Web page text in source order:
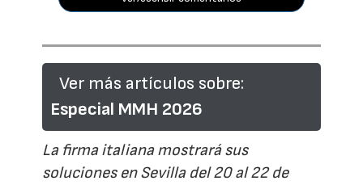
Ver más artículos sobre:
Especial MMH 2026
La firma italiana mostrará sus
soluciones en Sevilla del 20 al 22 de